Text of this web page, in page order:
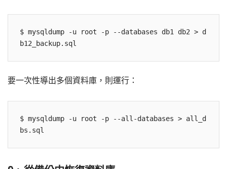
$ mysqldump -u root -p --databases db1 db2 > d
要一次性導出多個資料庫，則運行：
$ mysqldump -u root -p --all-databases > all_d